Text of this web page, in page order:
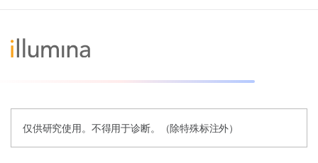
仅供研究使用。不得用于诊断。（除特殊标注外）